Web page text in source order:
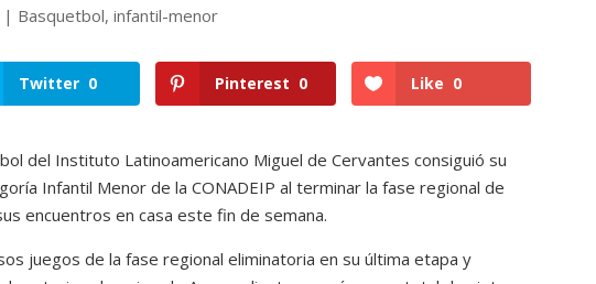
| Basquetbol,infantil-menor
Twitter 0 Pinterest 0 Like 0
del Instituto Latinoamericano Miguel de Cervantes consiguió su
Infantil Menor de la CONADEIP al terminar la fase regional de
encuentros en casa este fin de semana.
juegos de la fase regional eliminatoria en su última etapa y